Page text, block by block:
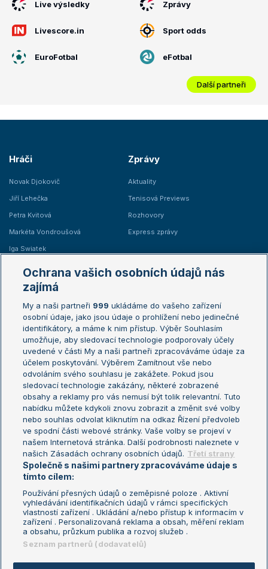
Live výsledky Zprávy
Livescore.in Sport odds
EuroFotbal eFotbal
Další partneři
Hráči
Novak Djokovič
Jiří Lehečka
Petra Kvitová
Markéta Vondroušová
Iga Swiatek
Zprávy
Aktuality
Tenisová Previews
Rozhovory
Express zprávy
Žebříčky
Žebříček ATP (muži)
Žebříček WTA (ženy)
Sázkařský žebříček
Australian Open
French Open
Wimbledon
US Open
Turnaj mistrů
Turnaj mistryň
Aktualní trendy
Fotbalové přestupy
Livesport Daily
LS Prague Open
Podmínky užití
Nastavení soukromí
GDPR a žurnalistika
Reklama
Kontakt
Informace o zpracování osobních
údajů
Ochrana vašich osobních údajů nás
zajímá
My a naši partneři 999 ukládáme do vašeho zařízení
osobní údaje, jako jsou údaje o prohlížení nebo jedinečné
identifikátory, a máme k nim přístup. Výběr Souhlasím
umožňuje, aby sledovací technologie podporovaly účely
uvedené v části My a naši partneři zpracováváme údaje za
účelem poskytování. Výběrem Zamítnout vše nebo
odvoláním svého souhlasu je zakážete. Pokud jsou
sledovací technologie zakázány, některé zobrazené
obsahy a reklamy pro vás nemusí být tolik relevantní. Tuto
nabídku můžete kdykoli znovu zobrazit a změnit své volby
nebo souhlas odvolat kliknutím na odkaz Řízení předvoleb
ve spodní části webové stránky. Vaše volby se projeví v
našem Internetová stránka. Další podrobnosti naleznete v
našich Zásadách ochrany osobních údajů. Třetí strany
Společně s našimi partnery zpracováváme údaje s
tímto cílem:
Používání přesných údajů o zeměpisné poloze . Aktivní
vyhledávání identifikačních údajů v rámci specifických
vlastností zařízení . Ukládání a/nebo přístup k informacím v
zařízení . Personalizovaná reklama a obsah, měření reklam
a obsahu, průzkum publika a rozvoj služeb .
Seznam partnerů (dodavatelů)